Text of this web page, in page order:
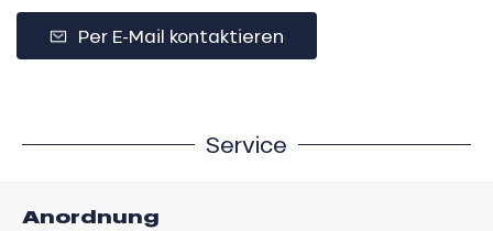
Per E-Mail kontaktieren
Service
Anordnung